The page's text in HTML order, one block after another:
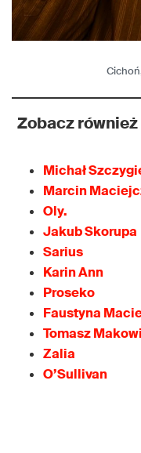
Zobacz
Michał
Marcin
Oly.
Jakub Skorupa
Sarius
Karin Ann
Proseko
Faustyna
Tomasz
Zalia
O’Sullivan